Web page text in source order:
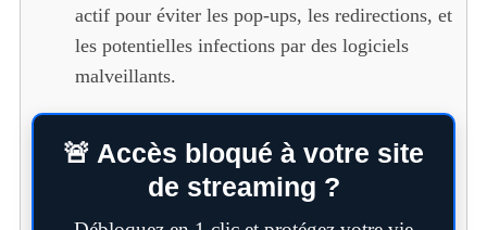
actif pour éviter les pop-ups, les redirections, et
les potentielles infections par des logiciels
malveillants.
🚨 Accès bloqué à votre site
de streaming ?